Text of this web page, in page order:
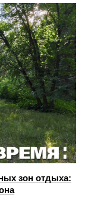
зон отдыха: